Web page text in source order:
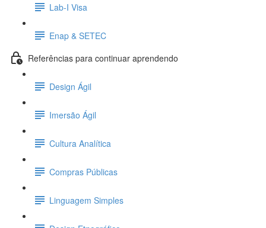
Lab-I Visa
Enap & SETEC
Referências para continuar aprendendo
Design Ágil
Imersão Ágil
Cultura Analítica
Compras Públicas
Linguagem Simples